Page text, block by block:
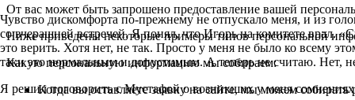
Чувство дискомфорта по-прежнему не отпускало меня, и из
со вчерашней встречей. Я понял, что Игорь на комитете врал.
это верить. Хотя нет, не так. Просто у меня не было ко всему
таки это нормальным и допустимым. А теперь не считаю. Нет,
Я решил поговорить с Мустафой о возникших у меня
От вас может быть запрошено предоставление вашей
Ниже приведены некоторые примеры типов персональной
Какую персональную информацию мы собираем:
Когда вы оставляете заявку на сайте, мы можем